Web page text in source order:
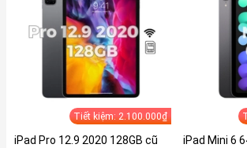
Tiết kiệm: 2.100.000₫
iPad Pro 12.9 2020 128GB cũ
iPad Mini 6